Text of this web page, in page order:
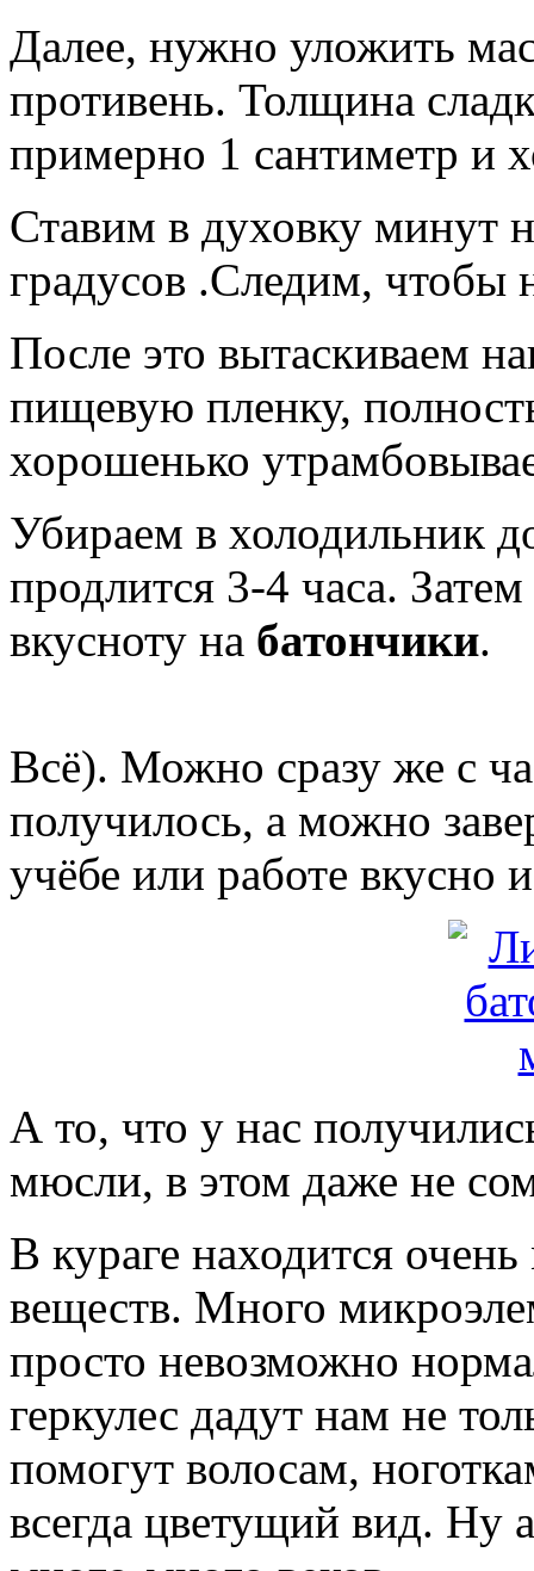
Далее, нужно уложить
противень. Толщина
примерно 1 сантиметр и
Ставим в духовку минут
градусов .Следим, чтобы
После это вытаскиваем
пищевую пленку,
хорошенько
Убираем в холодильник
продлится 3-4 часа.
вкусноту на батончики.
Всё). Можно сразу же с
получилось, а можно
учёбе или работе вкусно
А то, что у нас
мюсли, в этом даже не
В кураге находится
веществ. Много
просто невозможно
геркулес дадут нам не
помогут волосам,
всегда цветущий вид. Ну